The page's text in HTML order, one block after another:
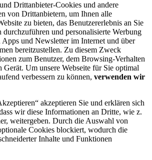
Drittanbieter-Cookies und andere
von Drittanbietern, um Ihnen alle
zu bieten, das Benutzererlebnis an Sie
durchzuführen und personalisierte Werbung
Apps und Newsletter im Internet und über
bereitzustellen. Zu diesem Zweck
zum Benutzer, dem Browsing-Verhalten
Gerät. Um unsere Webseite für Sie optimal
verbessern zu können, verwenden wir
akzeptieren Sie und erklären sich
wir diese Informationen an Dritte, wie z.
weitergeben. Durch die Auswahl von
Cookies blockiert, wodurch die
Inhalte und Funktionen